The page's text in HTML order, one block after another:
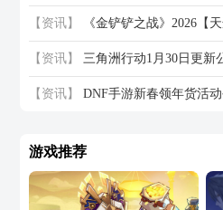
【资讯】
【资讯】 三角洲行动1月30日更新
【资讯】 DNF手游新春领年货活
游戏推荐